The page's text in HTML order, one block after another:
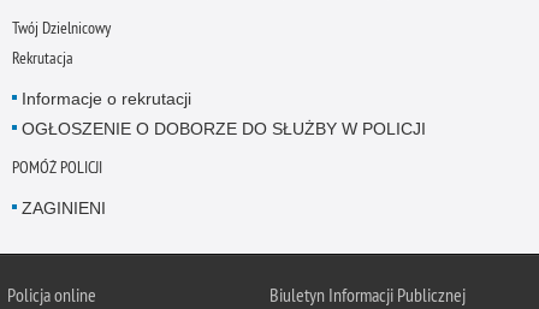
Twój Dzielnicowy
Rekrutacja
Informacje o rekrutacji
OGŁOSZENIE O DOBORZE DO SŁUŻBY W POLICJI
POMÓŻ POLICJI
ZAGINIENI
Policja online
Biuletyn Informacji Publicznej